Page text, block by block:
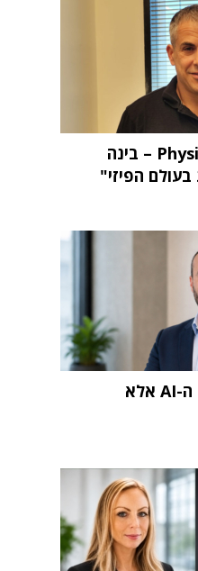
"העתיד הוא Physical AI – בינה
הפיזי"
"האתגר הגדול אינו ה-AI אלא